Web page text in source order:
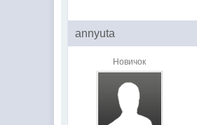
annyuta
Новичок